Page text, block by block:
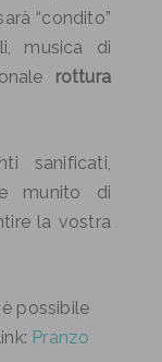
“condito”
musica di
rottura
sanificati,
munito di
la vostra
possibile
Pranzo